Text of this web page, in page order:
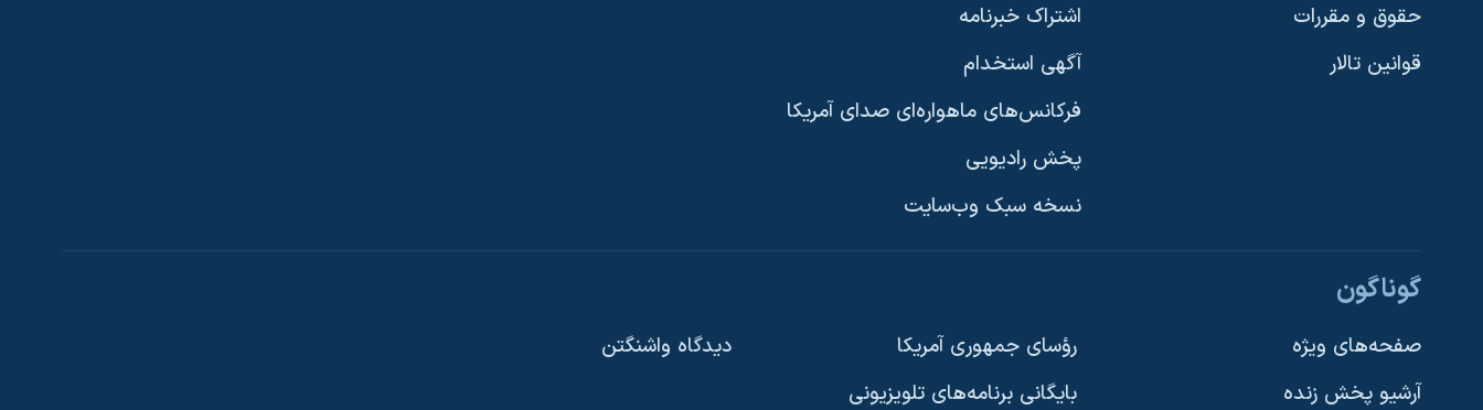
دنبال کنید
حقوق و مقررات
قوانین تالار
اشتراک خبرنامه
آگهی استخدام
فرکانس‌های ماهواره‌ای صدای آمریکا
پخش رادیویی
نسخه سبک وب‌سایت
گوناگون
صفحه‌های ویژه
آرشیو پخش زنده
رؤسای جمهوری آمریکا
بایگانی برنامه‌های تلویزیونی
دیدگاه‌ واشنگتن